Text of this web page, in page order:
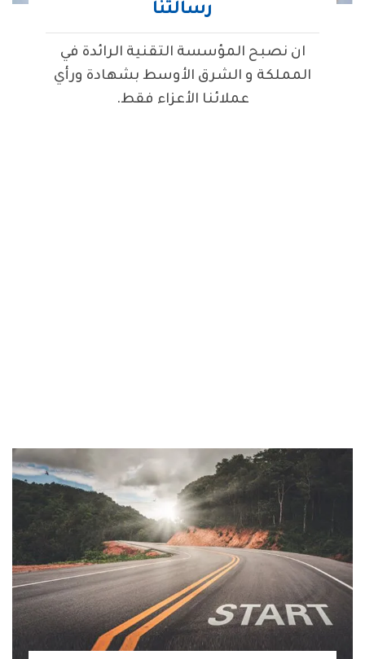
رسالتنا
ان نصبح المؤسسة التقنية الرائدة في
المملكة و الشرق الأوسط بشهادة ورأي
عملائنا الأعزاء فقط.